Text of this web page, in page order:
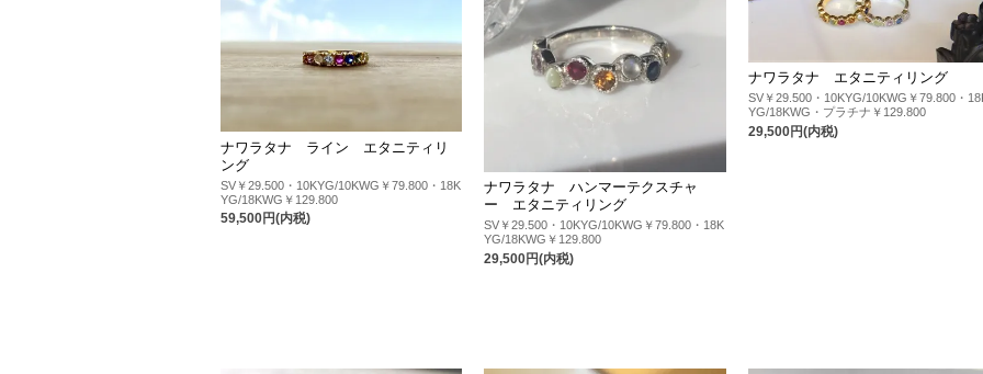
ナワラタナ ライン エタニティリ
ング
SV￥29.500・10KYG/10KWG￥79.800・18K
YG/18KWG￥129.800
59,500円(内税)
ナワラタナ ハンマーテクスチャ
ー エタニティリング
SV￥29.500・10KYG/10KWG￥79.800・18K
YG/18KWG￥129.800
29,500円(内税)
ナワラタナ エタニティリング
SV￥29.500・10KYG/10KWG￥79.800・
YG/18KWG・プラチナ￥129.800
29,500円(内税)